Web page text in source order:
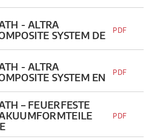
- ALTRA
SYSTEM DE
PDF
- ALTRA
SYSTEM EN
PDF
– FEUERFESTE
PDF